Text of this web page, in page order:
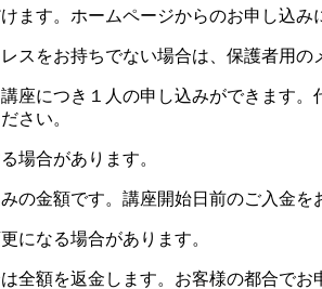
ます。ホームページからのお申し込
スをお持ちでない場合は、保護者用の
座につき１人の申し込みができます
さい。
場合があります。
の金額です。講座開始日前のご入金を
になる場合があります。
全額を返金します。お客様の都合でお